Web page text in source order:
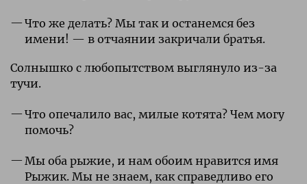
Что же делать? Мы так и останемся без
имени! — в отчаянии закричали братья.
Солнышко с любопытством выглянуло из-за
тучи.
Что опечалило вас, милые котята? Чем могу
помочь?
Мы оба рыжие, и нам обоим нравится имя
Рыжик. Мы не знаем, как справедливо его